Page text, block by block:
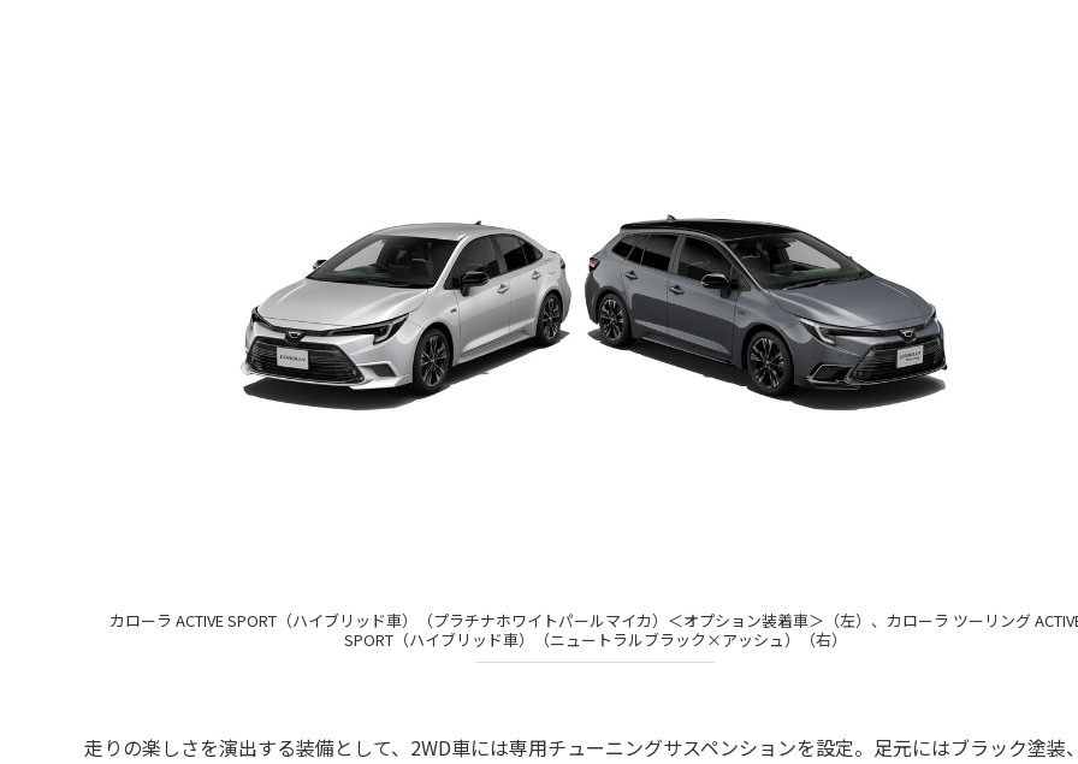
カローラ ACTIVE SPORT（ハイブリッド車）（プラチナホワイトパールマイカ）＜オプション装着車＞（左）、カローラ ツーリング
SPORT（ハイブリッド車）（ニュートラルブラック×アッシュ）（右）
走りの楽しさを演出する装備として、2WD車には専用チューニングサスペンションを設定。足元にはブラック塗装